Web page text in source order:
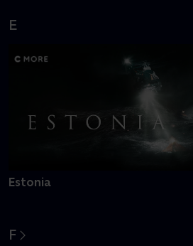
E
Estonia
F